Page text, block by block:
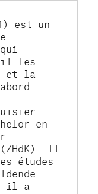
est un
les
et la
en
Il
études
il a